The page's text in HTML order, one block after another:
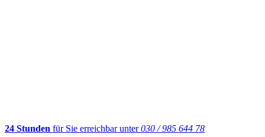
24 Stunden für Sie erreichbar unter030 / 985 644 78